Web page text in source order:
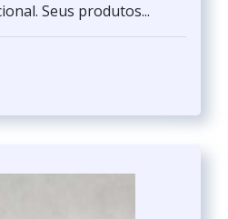
Seus produtos...